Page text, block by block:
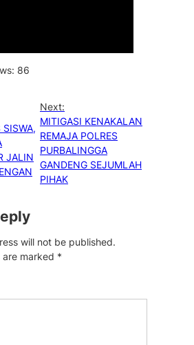
86
SISWA,
JALIN
Next:
MITIGASI KENAKALAN
REMAJA POLRES
PURBALINGGA
GANDENG SEJUMLAH
PIHAK
will not be published.
are marked *